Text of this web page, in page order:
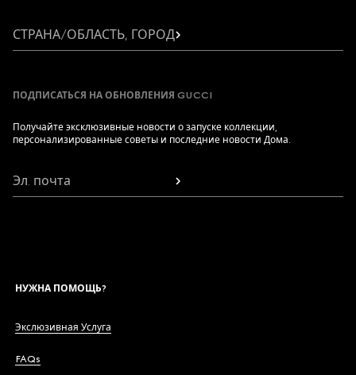
СТРАНА/ОБЛАСТЬ, ГОРОД
ПОДПИСАТЬСЯ НА ОБНОВЛЕНИЯ GUCCI
Получайте эксклюзивные новости о запуске коллекции,
персонализированные советы и последние новости Дома.
Эл. почта
НУЖНА ПОМОЩЬ?
Экслюзивная Услуга
FAQs